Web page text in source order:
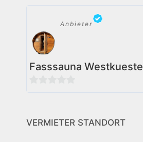
Anbieter
Fasssauna Westkueste
5
VERMIETER STANDORT